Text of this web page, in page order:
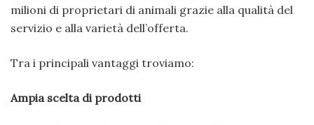
milioni di proprietari di animali grazie alla qualità del
servizio e alla varietà dell’offerta.
Tra i principali vantaggi troviamo:
Ampia scelta di prodotti